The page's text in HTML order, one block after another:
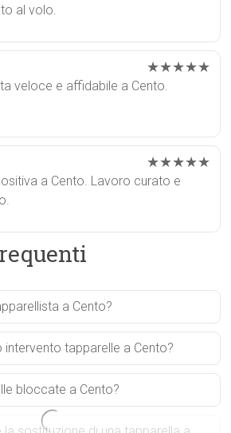
al volo.
★★★★★
veloce e affidabile a Cento.
★★★★★
a Cento. Lavoro curato e
a Cento?
intervento tapparelle a Cento?
bloccate a Cento?